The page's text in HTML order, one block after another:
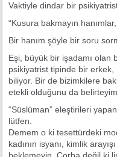
Vaktiyle dindar bir
“Kusura bakmayın
Bir hanım şöyle bir soru
Eşi, büyük bir işadamı olan
psikiyatrist tipinde bir
biliyor. Bir de bizimkilere
etekli olduğunu da
“Süslüman” eleştirileri
lütfen.
Demem o ki tesettürdeki
kadının isyanı, kimlik